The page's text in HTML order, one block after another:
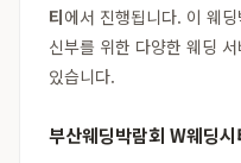
티에서 진행됩니다. 이 웨
신부를 위한 다양한 웨딩
있습니다.
부산웨딩박람회 W웨딩